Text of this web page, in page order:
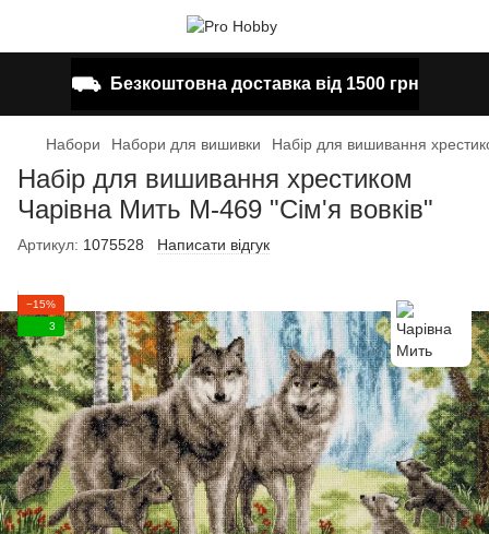
⛟ Безкоштовна доставка від 1500 грн
Набори Набори для вишивки Набір для вишивання
Набір для вишивання хрестиком
Чарівна Мить М-469 "Сім'я вовків"
Артикул: 1075528 Написати відгук
−15%
3